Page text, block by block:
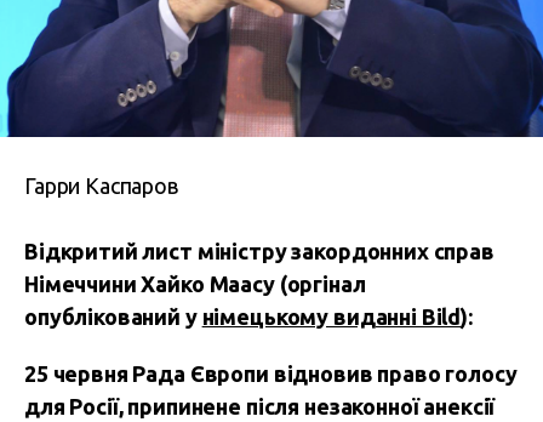
Гарри Каспаров
Відкритий лист міністру закордонних справ
Німеччини Хайко Маасу (оргінал
опублікований у німецькому виданні Bild):
25 червня Рада Європи відновив право голосу
для Росії, припинене після незаконної анексії